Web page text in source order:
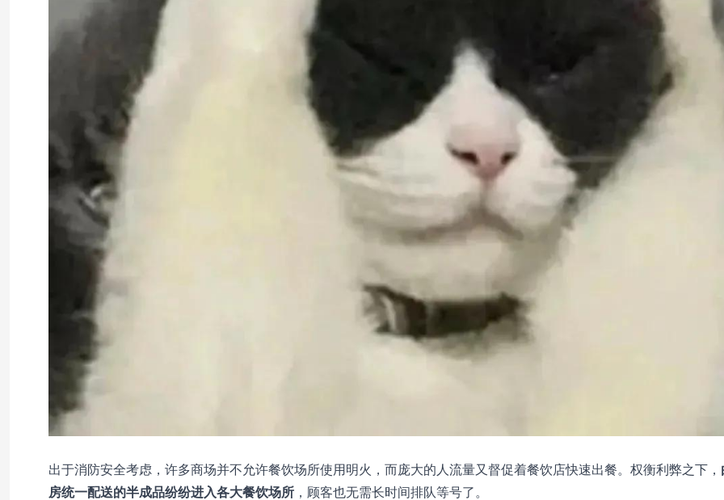
出于消防安全考虑，许多商场并不允许餐饮场所使用明火，而庞大的人流量又督促着餐饮店快速出餐。权衡利弊之下，
房统一配送的半成品纷纷进入各大餐饮场所 ，顾客也无需长时间排队等号了。